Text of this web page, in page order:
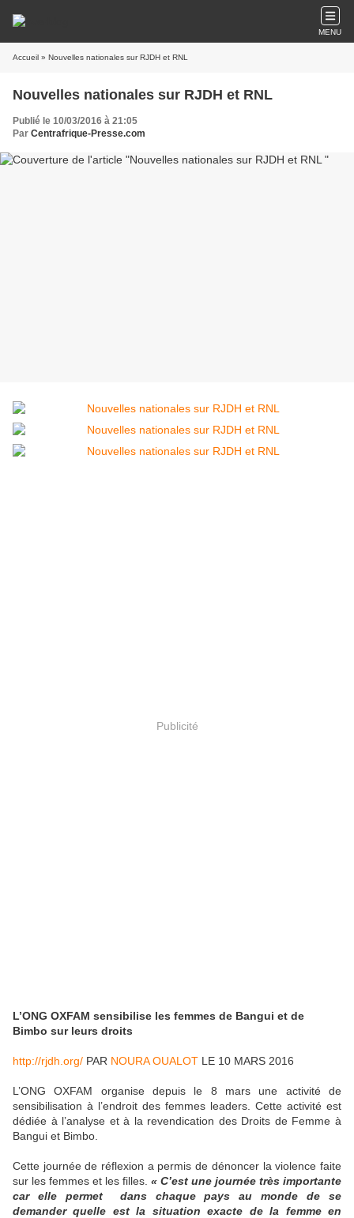
MENU
Accueil » Nouvelles nationales sur RJDH et RNL
Nouvelles nationales sur RJDH et RNL
Publié le 10/03/2016 à 21:05
Par Centrafrique-Presse.com
Publicité
L’ONG OXFAM sensibilise les femmes de Bangui et de
Bimbo sur leurs droits
http://rjdh.org/ PAR NOURA OUALOT LE 10 MARS 2016
L’ONG OXFAM organise depuis le 8 mars une activité de
sensibilisation à l’endroit des femmes leaders. Cette activité est
dédiée à l’analyse et à la revendication des Droits de Femme à
Bangui et Bimbo.
Cette journée de réflexion a permis de dénoncer la violence faite
sur les femmes et les filles. « C’est une journée très importante
car elle permet dans chaque pays au monde de se
demander quelle est la situation exacte de la femme en